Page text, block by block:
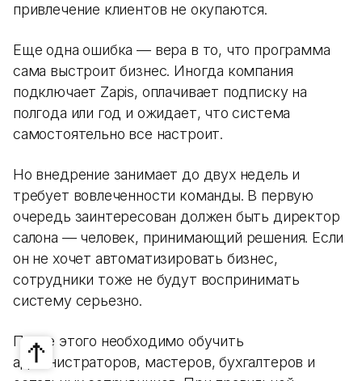
привлечение клиентов не окупаются.
Еще одна ошибка — вера в то, что программа
сама выстроит бизнес. Иногда компания
подключает Zapis, оплачивает подписку на
полгода или год и ожидает, что система
самостоятельно все настроит.
Но внедрение занимает до двух недель и
требует вовлеченности команды. В первую
очередь заинтересован должен быть директор
салона — человек, принимающий решения. Если
он не хочет автоматизировать бизнес,
сотрудники тоже не будут воспринимать
систему серьезно.
После этого необходимо обучить
администраторов, мастеров, бухгалтеров и